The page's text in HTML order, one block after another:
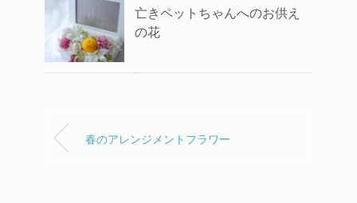
亡きペットちゃんへのお供え
の花
春のアレンジメントフラワー